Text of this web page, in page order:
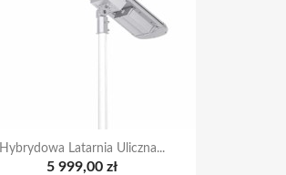
Hybrydowa Latarnia Uliczna...
5 999,00 zł